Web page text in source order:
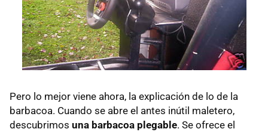
Pero lo mejor viene ahora, la explicación de lo de la
barbacoa. Cuando se abre el antes inútil maletero,
descubrimos una barbacoa plegable. Se ofrece el